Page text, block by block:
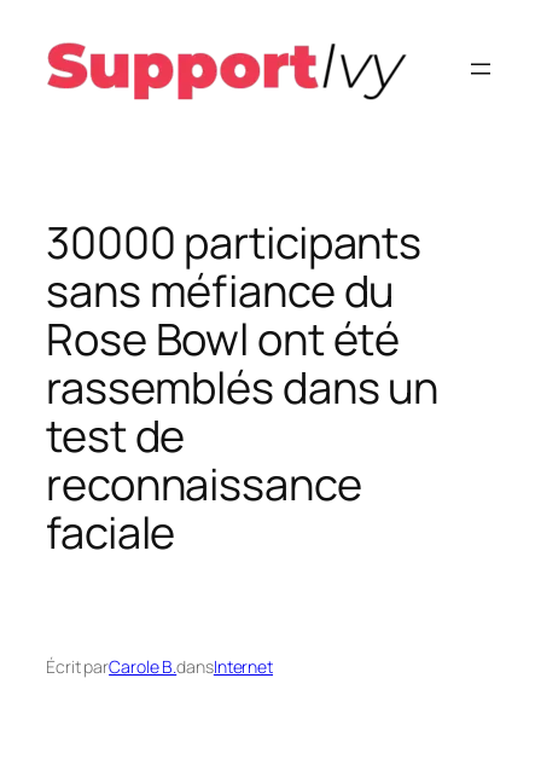
contenu
30000 participants
sans méfiance du
Rose Bowl ont été
rassemblés dans un
test de
reconnaissance
faciale
Écrit parCarole B.dansInternet